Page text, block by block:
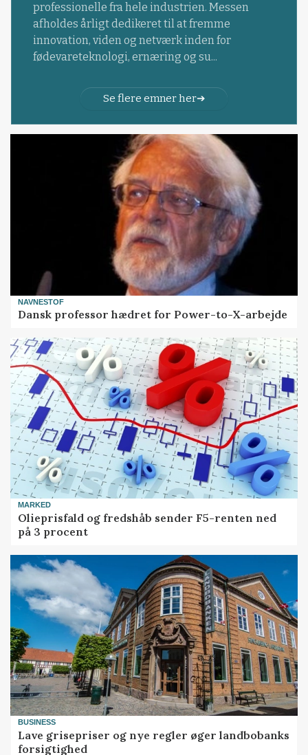
professionelle fra hele industrien. Messen
afholdes årligt dedikeret til at fremme
innovation, viden og netværk inden for
fødevareteknologi, ernæring og su...
Se flere emner her
NAVNESTOF
Dansk professor hædret for Power-to-X-arbejde
MARKED
Olieprisfald og fredshåb sender F5-renten ned
på 3 procent
BUSINESS
Lave grisepriser og nye regler øger landbobanks
forsigtighed